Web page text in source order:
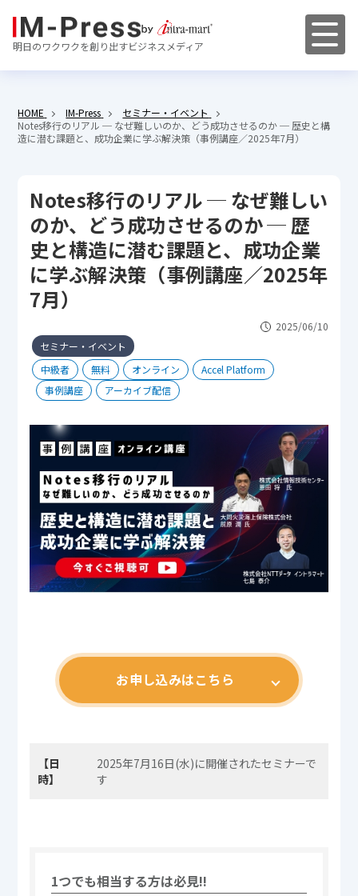
明日のワクワクを創り出すビジネスメディア
HOME IM-Press
セミナー・イベント
Notes移行のリアル ─ なぜ難しいのか、どう成功させるのか ─ 歴史と構
造に潜む課題と、成功企業に学ぶ解決策（事例講座／2025年7月）
Notes移行のリアル ─ なぜ難しい
のか、どう成功させるのか ─ 歴
史と構造に潜む課題と、成功企業
に学ぶ解決策（事例講座／2025年
7月）
2025/06/10
セミナー・イベント
中級者
無料 オンライン
Accel Platform
事例講座
アーカイブ配信
お申し込みはこちら
【日
時】
2025年7月16日(水)に開催されたセミナーで
す
1つでも相当する方は必見!!